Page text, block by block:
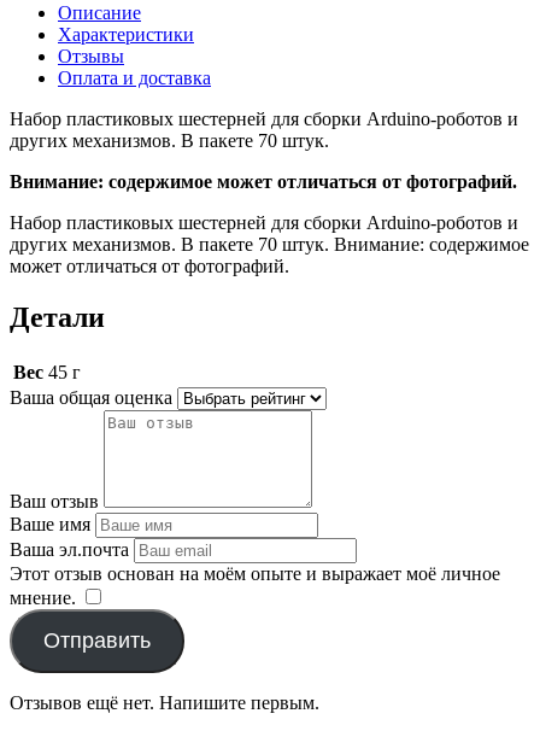
Описание
Характеристики
Отзывы
Оплата и доставка
Набор пластиковых шестерней для сборки Arduino-роботов и
других механизмов. В пакете 70 штук.
Внимание: содержимое может отличаться от фотографий.
Набор пластиковых шестерней для сборки Arduino-роботов и
других механизмов. В пакете 70 штук. Внимание: содержимое
может отличаться от фотографий.
Детали
Вес 45 г
Ваша общая оценка
Ваш отзыв
Ваше имя
Ваша эл.почта
Этот отзыв основан на моём опыте и выражает моё личное
мнение.
Отправить
Отзывов ещё нет. Напишите первым.